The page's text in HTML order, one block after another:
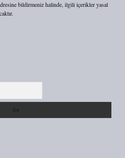
bildirmeniz halinde, ilgili içerikler yasal